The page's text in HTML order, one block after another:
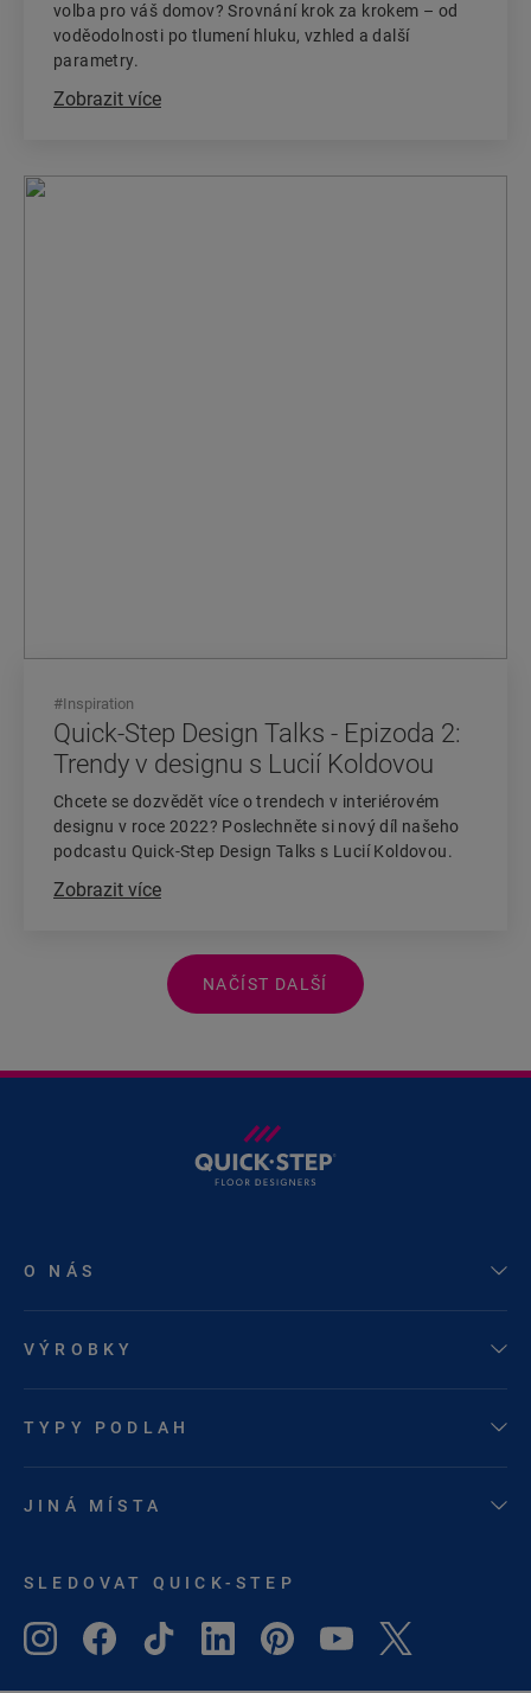
volba pro váš domov? Srovnání krok za krokem – od
voděodolnosti po tlumení hluku, vzhled a další
parametry.
Zobrazit více
Quick-Step Design Talks - Epizoda 2:
Trendy v designu s Lucií Koldovou
Chcete se dozvědět více o trendech v interiérovém
designu v roce 2022? Poslechněte si nový díl našeho
podcastu Quick-Step Design Talks s Lucií Koldovou.
Zobrazit více
#Inspiration
NAČÍST DALŠÍ
O NÁS
VÝROBKY
TYPY PODLAH
JINÁ MÍSTA
SLEDOVAT QUICK-STEP